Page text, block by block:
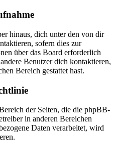
hinaus, dich unter den von dir
sofern dies zur
über das Board erforderlich
Benutzer dich kontaktieren,
Bereich gestattet hast.
der Seiten, die die phpBB-
in anderen Bereichen
Daten verarbeitet, wird